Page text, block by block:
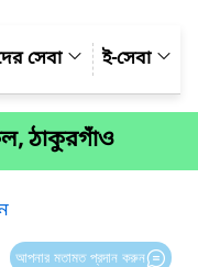
সেবা ই-সেবা
ঠাকুরগাঁও
আপনার মতামত প্রদান করুন